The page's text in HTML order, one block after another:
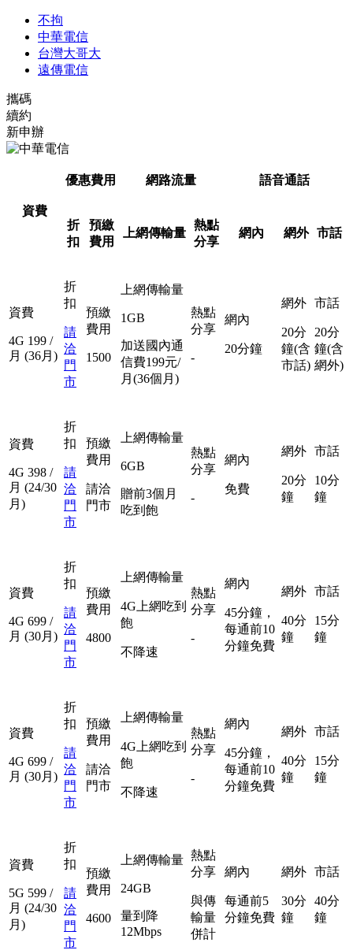
不拘
中華電信
台灣大哥大
遠傳電信
攜碼
續約
新申辦
資費
優惠費用 網路流量 語音通話
折
扣
預繳
費用
上網傳輸量
熱點
分享
網內 網外 市話
資費
4G 199 /
月 (36月)
折
扣
請
洽
門
市
預繳
費用
1500
上網傳輸量
1GB
加送國內通
信費199元/
月(36個月)
熱點
分享
-
網內
20分鐘
網外
20分
鐘(含
市話)
市話
20分
鐘(含
網外)
資費
4G 398 /
月 (24/30
月)
折
扣
請
洽
門
市
預繳
費用
請洽
門市
上網傳輸量
6GB
贈前3個月
吃到飽
熱點
分享
-
網內
免費
網外
20分
鐘
市話
10分
鐘
資費
4G 699 /
月 (30月)
折
扣
請
洽
門
市
預繳
費用
4800
上網傳輸量
4G上網吃到
飽
不降速
熱點
分享
-
網內
45分鐘，
每通前10
分鐘免費
網外
40分
鐘
市話
15分
鐘
資費
4G 699 /
月 (30月)
折
扣
請
洽
門
市
預繳
費用
請洽
門市
上網傳輸量
4G上網吃到
飽
不降速
熱點
分享
-
網內
45分鐘，
每通前10
分鐘免費
網外
40分
鐘
市話
15分
鐘
資費
5G 599 /
月 (24/30
月)
折
扣
請
洽
門
市
預繳
費用
4600
上網傳輸量
24GB
量到降
12Mbps
熱點
分享
與傳
輸量
併計
網內
每通前5
分鐘免費
網外
30分
鐘
市話
40分
鐘